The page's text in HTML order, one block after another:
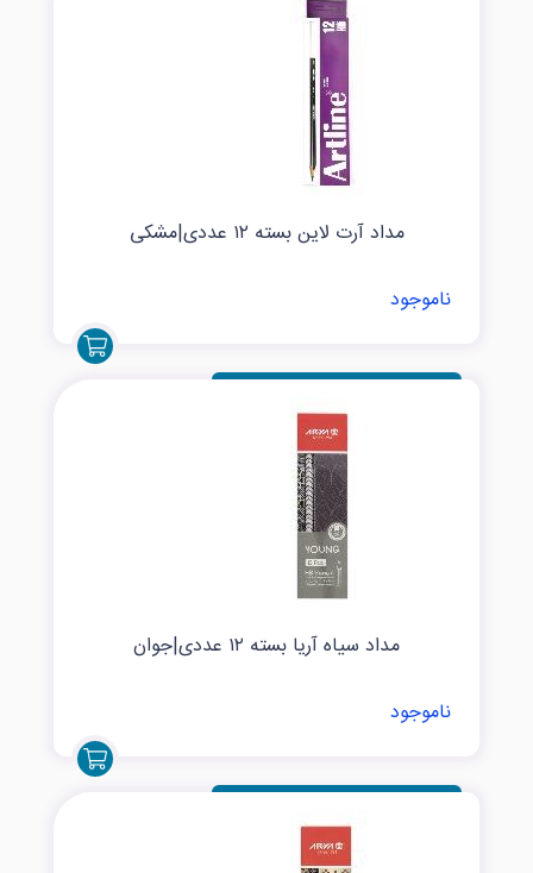
مداد آرت لاین بسته ۱۲ عددی|مشکی
ناموجود
مداد سیاه آریا بسته ۱۲ عددی|جوان
ناموجود